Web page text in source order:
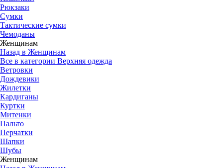
Рюкзаки
Сумки
Тактические сумки
Чемоданы
Женщинам
Назад в Женщинам
Все в категории Верхняя одежда
Ветровки
Дождевики
Жилетки
Кардиганы
Куртки
Митенки
Пальто
Перчатки
Шапки
Шубы
Женщинам